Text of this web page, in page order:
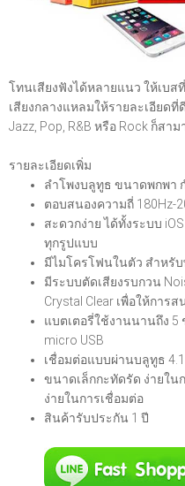
โทนเสียงฟังได้หลายแนว ให้เบส
เสียงกลางแหลมให้รายละเอียด
Jazz, Pop, R&B หรือ Rock ก็สาม
รายละเอียดเพิ่ม
ลำโพงบลูทูธ ขนาดพกพา
ตอบสนองความถี่ 180Hz-
สะดวกง่าย ได้ทั้งระบบ
ทุกรูปแบบ
มีไมโครโฟนในตัว สำหรั
มีระบบตัดเสียงรบกวน
Crystal Clear เพื่อให้การ
แบตเตอรี่ใช้งานนานถึง 5
micro USB
เชื่อมต่อแบบผ่านบลูทูธ 4.1
ขนาดเล็กกะทัดรัด ง่ายใน
ง่ายในการเชื่อมต่อ
สินค้ารับประกัน 1 ปี